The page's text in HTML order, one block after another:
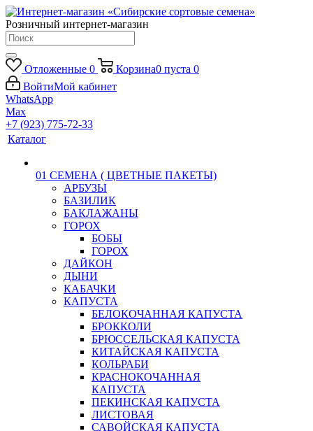
Розничный интернет-магазин
Отложенные 0 Корзина0 пуста 0
ВойтиМой кабинет
WhatsApp
Max
+7 (923) 775-72-33
Каталог
01 СЕМЕНА ( ЦВЕТНЫЕ ПАКЕТЫ)
АРБУЗЫ
БАЗИЛИК
БАКЛАЖАНЫ
ГОРОХ
БОБЫ
ГОРОХ
ДАЙКОН
ДЫНИ
КАБАЧКИ
КАПУСТА
БЕЛОКОЧАННАЯ КАПУСТА
БРОККОЛИ
БРЮССЕЛЬСКАЯ КАПУСТА
КИТАЙСКАЯ КАПУСТА
КОЛЬРАБИ
КРАСНОКОЧАННАЯ
КАПУСТА
ПЕКИНСКАЯ КАПУСТА
ЛИСТОВАЯ
САВОЙСКАЯ КАПУСТА